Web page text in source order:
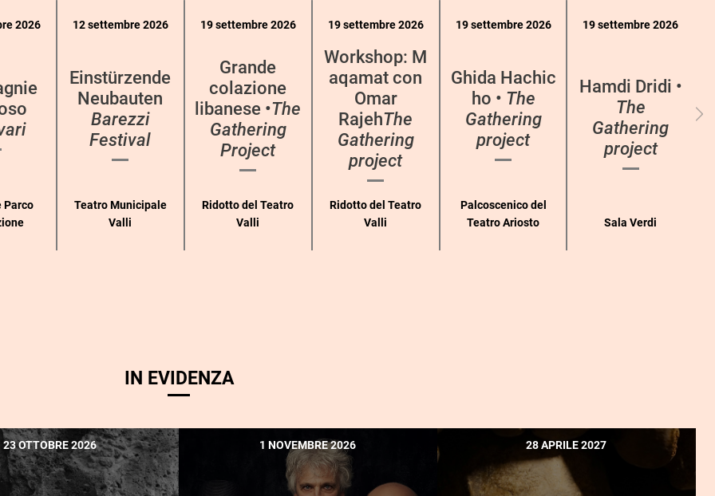
2026
Parco
12 settembre 2026
Einstürzende
Neubauten
Barezzi
Festival
Teatro Municipale
Valli
19 settembre 2026
Grande
colazione
libanese •The
Gathering
Project
Ridotto del Teatro
Valli
19 settembre 2026
Workshop: M
aqamat con
Omar
RajehThe
Gathering
project
Ridotto del Teatro
Valli
19 settembre 2026
Ghida Hachic
ho • The
Gathering
project
Palcoscenico del
Teatro Ariosto
19 settembre 2026
Hamdi Dridi •
The
Gathering
project
Sala Verdi
IN EVIDENZA
23 OTTOBRE 2026 1 NOVEMBRE 2026 28 APRILE 2027